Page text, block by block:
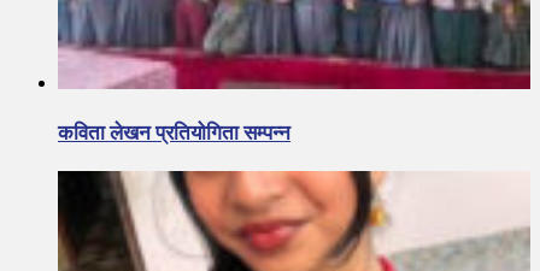
कविता लेखन प्रतियोगिता सम्पन्न